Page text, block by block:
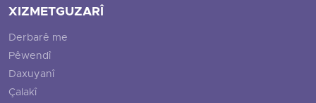
XIZMETGUZARÎ
Derbarê me
Pêwendî
Daxuyanî
Çalakî